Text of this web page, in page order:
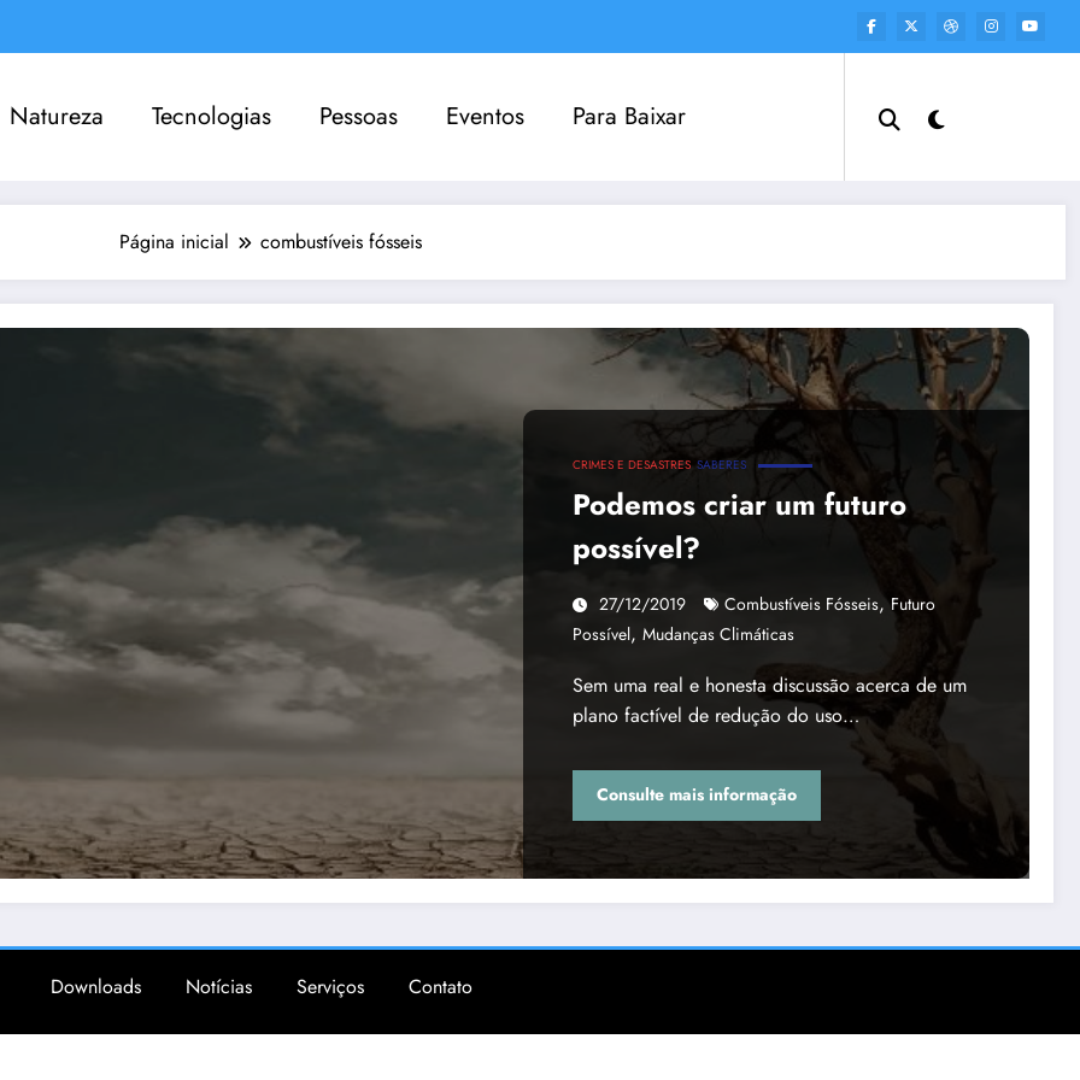
Natureza Tecnologias Pessoas Eventos Para Baixar
Página inicial combustíveis fósseis
CRIMES E DESASTRES SABERES
Podemos criar um futuro
possível?
27/12/2019 Combustíveis Fósseis,Futuro
Possível, Mudanças Climáticas
Sem uma real e honesta discussão acerca de um
plano factível de redução do uso…
Consulte mais informação
Downloads Notícias Serviços Contato